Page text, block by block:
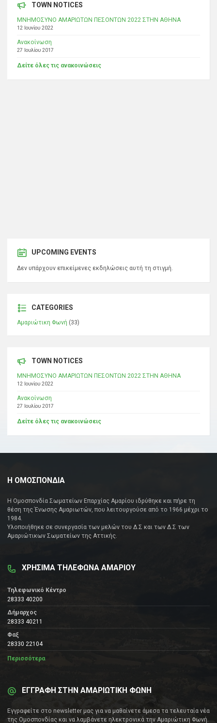
TOWN NOTICES
ΜΝΗΜΟΣΥΝΟ ΑΜΑΡΙΩΤΩΝ ΠΕΣΟΝΤΩΝ 2022 ΣΤΗΝ ΑΘΗΝΑ
12 Ιουνίου 2022
Ανακοίνωση
27 Ιουλίου 2017
Δείτε όλες τις ανακοινώσεις
UPCOMING EVENTS
Δεν υπάρχουν επικείμενες εκδηλώσεις αυτή τη στιγμή.
CATEGORIES
Αμαριώτικη Φωνή (33)
TOWN NOTICES
ΜΝΗΜΟΣΥΝΟ ΑΜΑΡΙΩΤΩΝ ΠΕΣΟΝΤΩΝ 2022 ΣΤΗΝ ΑΘΗΝΑ
12 Ιουνίου 2022
Ανακοίνωση
27 Ιουλίου 2017
Δείτε όλες τις ανακοινώσεις
Η ΟΜΟΣΠΟΝΔΙΑ
Η Ομοσπονδία Σωματείων Επαρχίας Αμαρίου ιδρύθηκε και πήρε τη
θέση της Ένωσης Αμαριωτών, που λειτουργούσε από το 1966 μέχρι το
1984.
Υλοποιήθηκε σε συνεργασία των μελών του Δ.Σ και των Δ.Σ των
Αμαριώτικων Σωματείων της Αττικής.
ΧΡΗΣΙΜΑ ΤΗΛΕΦΩΝΑ ΑΜΑΡΙΟΥ
Τηλεφωνικό Κέντρο
28333 40200
Δήμαρχος
28333 40211
Φαξ
28330 22104
Περισσότερα
ΕΓΓΡΑΦΗ ΣΤΗΝ ΑΜΑΡΙΩΤΙΚΗ ΦΩΝΗ
Εγγραφείτε στο newsletter μας για να μαθαίνετε άμεσα τα τελευταία νέα
της Ομοσπονδίας και να λαμβάνετε ηλεκτρονικά την Αμαριώτικη Φωνή.